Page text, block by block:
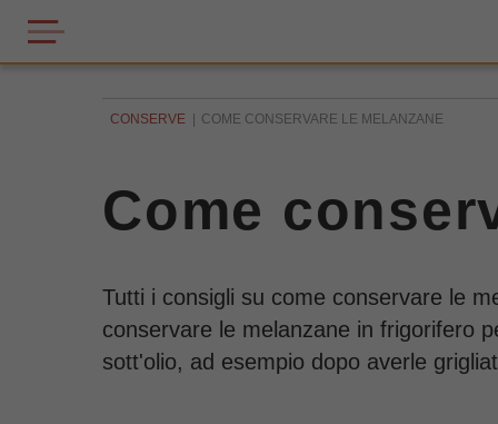
CONSERVE COME CONSERVARE LE MELANZANE
Come
Tutti i consigli su come conservare le
conservare le melanzane in frigorifero
sott'olio, ad esempio dopo averle